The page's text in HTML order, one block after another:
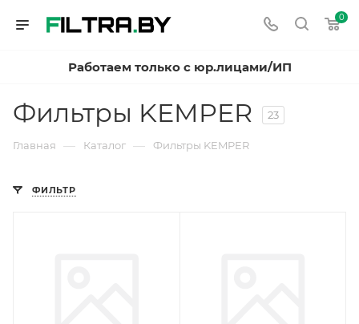
0
Работаем только с юр.лицами/ИП
Фильтры KEMPER 23
Главная — Каталог — Фильтры KEMPER
ФИЛЬТР